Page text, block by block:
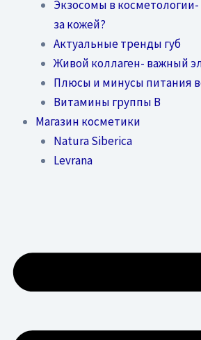
Экзосомы в
за кожей?
Актуальные тренды губ
Живой коллаген- важный
Плюсы и минусы питания
Витамины группы В
Магазин косметики
Natura Siberica
Levrana